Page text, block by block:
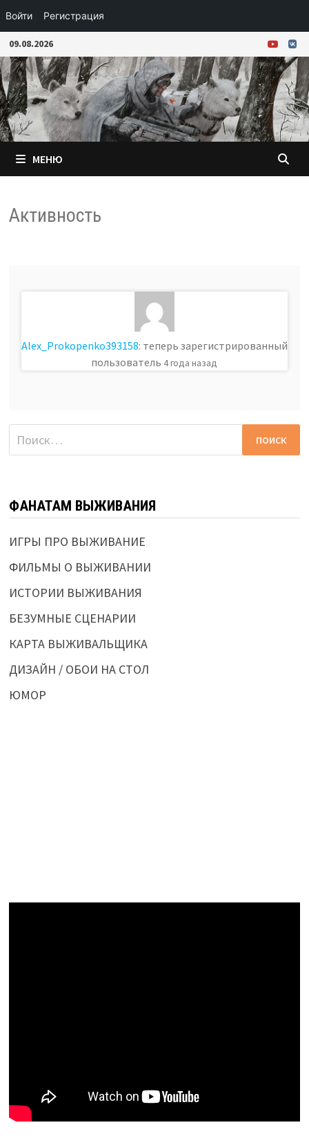
Войти Регистрация
Перейти
к
содержимому
09.08.2026
МЕНЮ
Активность
Alex_Prokopenko393158: теперь зарегистрированный
пользователь 4 года назад
Найти:
ФАНАТАМ ВЫЖИВАНИЯ
ИГРЫ ПРО ВЫЖИВАНИЕ
ФИЛЬМЫ О ВЫЖИВАНИИ
ИСТОРИИ ВЫЖИВАНИЯ
БЕЗУМНЫЕ СЦЕНАРИИ
КАРТА ВЫЖИВАЛЬЩИКА
ДИЗАЙН / ОБОИ НА СТОЛ
ЮМОР